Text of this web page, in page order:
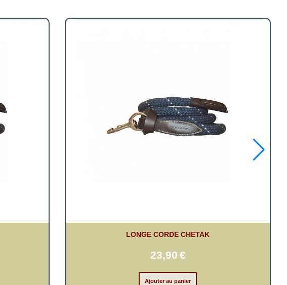
LONGE CORDE CHETAK
23,90 €
Ajouter au panier